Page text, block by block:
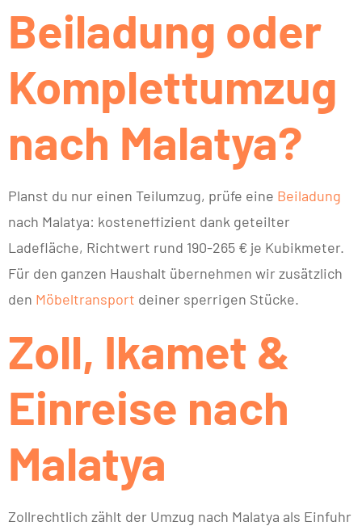
Beiladung oder
Komplettumzug
nach Malatya?
Planst du nur einen Teilumzug, prüfe eine Beiladung
nach Malatya: kosteneffizient dank geteilter
Ladefläche, Richtwert rund 190-265 € je Kubikmeter.
Für den ganzen Haushalt übernehmen wir zusätzlich
den Möbeltransport deiner sperrigen Stücke.
Zoll, Ikamet &
Einreise nach
Malatya
Zollrechtlich zählt der Umzug nach Malatya als Einfuhr